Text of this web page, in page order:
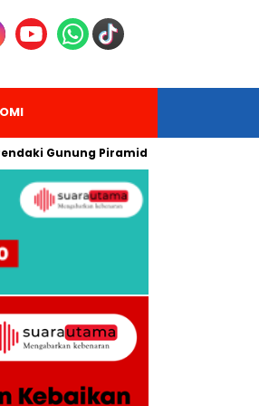
Piramid Bondowoso Meninggal,